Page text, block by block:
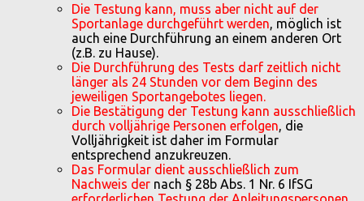
Die Testung kann, muss aber nicht auf der
Sportanlage durchgeführt werden, möglich ist
auch eine Durchführung an einem anderen Ort
(z.B. zu Hause).
Die Durchführung des Tests darf zeitlich nicht
länger als 24 Stunden vor dem Beginn des
jeweiligen Sportangebotes liegen.
Die Bestätigung der Testung kann ausschließlich
durch volljährige Personen erfolgen, die
Volljährigkeit ist daher im Formular
entsprechend anzukreuzen.
Das Formular dient ausschließlich zum
Nachweis der nach § 28b Abs. 1 Nr. 6 IfSG